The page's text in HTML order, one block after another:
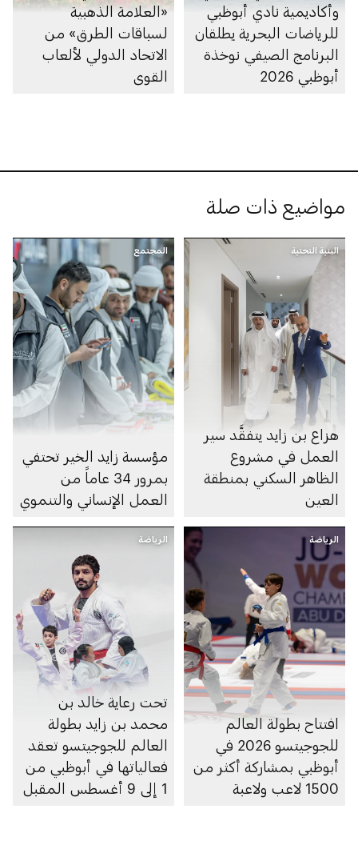
وأكاديمية نادي أبوظبي
للرياضات البحرية يطلقان
البرنامج الصيفي نوخذة
أبوظبي 2026
«العلامة الذهبية
لسباقات الطرق» من
الاتحاد الدولي لألعاب
القوى
مواضيع ذات صلة
البنية التحتية
هزاع بن زايد يتفقَّد سير
العمل في مشروع
الظاهر السكني بمنطقة
العين
المجتمع
مؤسسة زايد الخير تحتفي
بمرور 34 عاماً من
العمل الإنساني والتنموي
الرياضة
افتتاح بطولة العالم
للجوجيتسو 2026 في
أبوظبي بمشاركة أكثر من
1500 لاعب ولاعبة
الرياضة
تحت رعاية خالد بن
محمد بن زايد بطولة
العالم للجوجيتسو تعقد
فعالياتها في أبوظبي من
1 إلى 9 أغسطس المقبل